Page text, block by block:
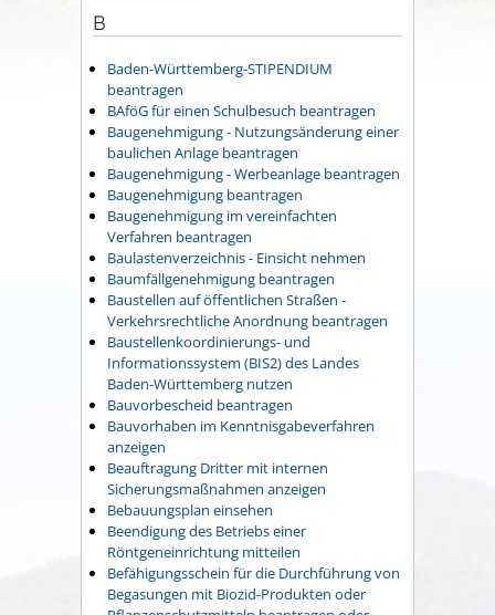
B
Baden-Württemberg-STIPENDIUM
beantragen
BAföG für einen Schulbesuch beantragen
Baugenehmigung - Nutzungsänderung einer
baulichen Anlage beantragen
Baugenehmigung - Werbeanlage beantragen
Baugenehmigung beantragen
Baugenehmigung im vereinfachten
Verfahren beantragen
Baulastenverzeichnis - Einsicht nehmen
Baumfällgenehmigung beantragen
Baustellen auf öffentlichen Straßen -
Verkehrsrechtliche Anordnung beantragen
Baustellenkoordinierungs- und
Informationssystem (BIS2) des Landes
Baden-Württemberg nutzen
Bauvorbescheid beantragen
Bauvorhaben im Kenntnisgabeverfahren
anzeigen
Beauftragung Dritter mit internen
Sicherungsmaßnahmen anzeigen
Bebauungsplan einsehen
Beendigung des Betriebs einer
Röntgeneinrichtung mitteilen
Befähigungsschein für die Durchführung von
Begasungen mit Biozid-Produkten oder